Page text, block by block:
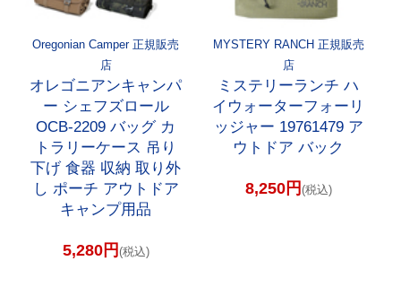
Oregonian Camper 正規販売
店
オレゴニアンキャンパ
ー シェフズロール
OCB-2209 バッグ カ
トラリーケース 吊り
下げ 食器 収納 取り外
し ポーチ アウトドア
キャンプ用品
5,280円 (税込)
MYSTERY RANCH 正規販売
店
ミステリーランチ ハ
イウォーターフォーリ
ッジャー 19761479 ア
ウトドア バック
8,250円 (税込)